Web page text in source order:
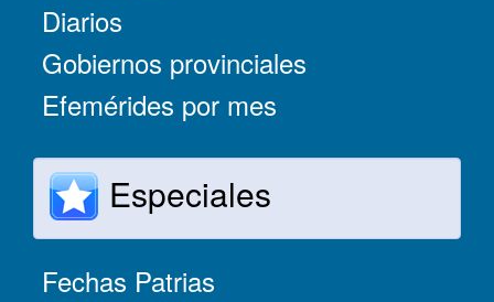
Diarios
Gobiernos provinciales
Efemérides por mes
Especiales
Fechas Patrias